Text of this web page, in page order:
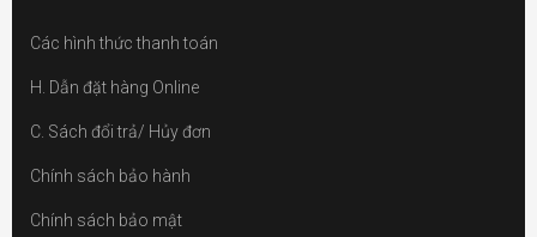
Các hình thức thanh toán
H. Dẫn đặt hàng Online
C. Sách đổi trả/ Hủy đơn
Chính sách bảo hành
Chính sách bảo mật